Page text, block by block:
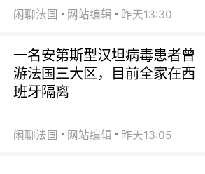
闲聊法国 网站编辑 昨天13:30
一名安第斯型汉坦病毒患者曾
游法国三大区，目前全家在西
班牙隔离
闲聊法国 网站编辑 昨天13:05